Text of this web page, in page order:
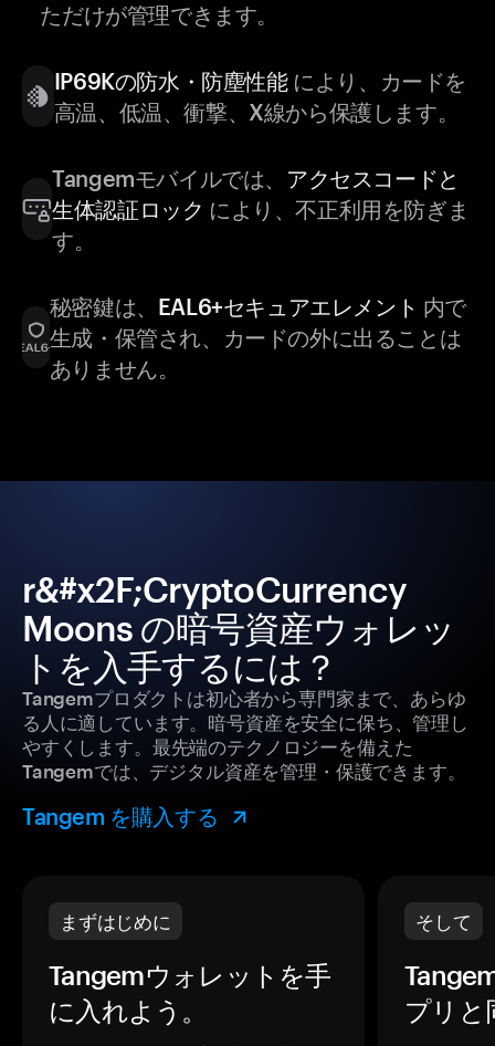
ただけが管理できます。
IP69Kの防水・防塵性能により、カードを
高温、低温、衝撃、X線から保護します。
Tangemモバイルでは、 アクセスコードと
生体認証ロック により、不正利用を防ぎま
す。
秘密鍵は、 EAL6+セキュアエレメント 内で
生成・保管され、カードの外に出ることは
ありません。
r&#x2F;CryptoCurrency
Moons の暗号資産ウォレッ
トを入手するには？
Tangemプロダクトは初心者から専門家まで、あらゆ
る人に適しています。暗号資産を安全に保ち、管理し
やすくします。最先端のテクノロジーを備えた
Tangemでは、デジタル資産を管理・保護できます。
Tangem を購入する
まずはじめに
Tangemウォレットを手
に入れよう。
そして
プリと